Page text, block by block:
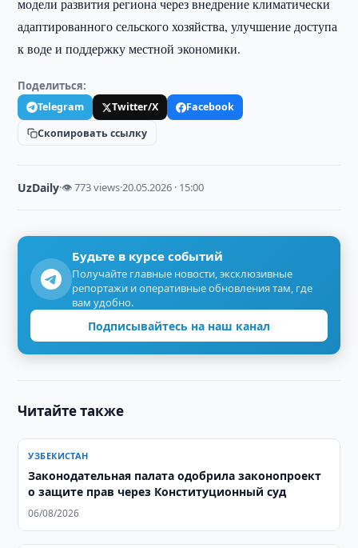
модели развития региона через внедрение климатически
адаптированного сельского хозяйства, улучшение доступа
к воде и поддержку местной экономики.
Поделиться:
Telegram Twitter/X
Facebook
Скопировать ссылку
UzDaily·👁 773 views·20.05.2026 · 15:00
Будьте в курсе событий
Получайте главные новости, эксклюзивные
репортажи и оперативные обновления там, где
вам удобно.
Подписывайтесь на наш канал
Читайте также
УЗБЕКИСТАН
Законодательная палата одобрила законопроект
о защите прав через Конституционный суд
06/08/2026